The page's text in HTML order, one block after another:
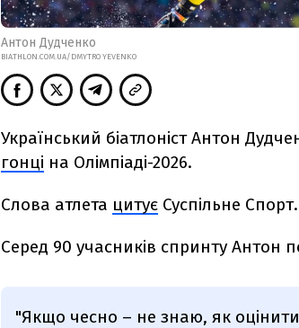
Антон Дудченко
BIATHLON.COM.UA/DMYTRO YEVENKO
Український біатлоніст Антон
гонці на Олімпіаді-2026.
Слова атлета цитує Суспільне Спорт.
Серед 90 учасників спринту Антон
"Якщо чесно – не знаю, як